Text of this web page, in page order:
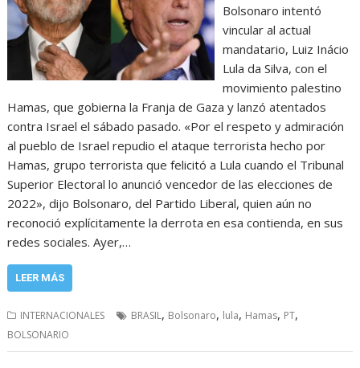
Bolsonaro intentó
vincular al actual
mandatario, Luiz Inácio
Lula da Silva, con el
movimiento palestino
Hamas, que gobierna la Franja de Gaza y lanzó atentados
contra Israel el sábado pasado. «Por el respeto y admiración
al pueblo de Israel repudio el ataque terrorista hecho por
Hamas, grupo terrorista que felicitó a Lula cuando el Tribunal
Superior Electoral lo anunció vencedor de las elecciones de
2022», dijo Bolsonaro, del Partido Liberal, quien aún no
reconoció explícitamente la derrota en esa contienda, en sus
redes sociales. Ayer,…
LEER MÁS
INTERNACIONALES BRASIL, Bolsonaro, lula, Hamas, PT,
BOLSONARIO